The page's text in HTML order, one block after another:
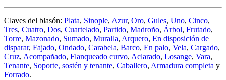
Claves del blasón: Plata, Sinople, Azur, Oro, Gules, Uno, Cinco,
Tres, Cuatro, Dos, Cuartelado, Partido, Madroño, Árbol, Frutado,
Torre, Mazonado, Sumado, Muralla, Arquero, En disposición de
disparar, Fajado, Ondado, Carabela, Barco, En palo, Vela, Cargado,
Cruz, Acompañado, Flanqueado curvo, Aclarado, Losange, Vara,
Tenante, Soporte, sostén y tenante, Caballero, Armadura completa y
Forrado.